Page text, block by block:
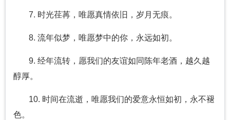
7. 时光荏苒，唯愿真情依旧，岁月无痕。
8. 流年似梦，唯愿梦中的你，永远如初。
9. 经年流转，愿我们的友谊如同陈年老酒，越久越
醇厚。
10. 时间在流逝，唯愿我们的爱意永恒如初，永不褪
色。